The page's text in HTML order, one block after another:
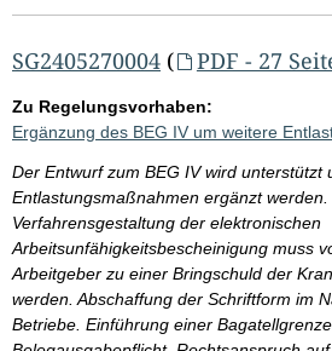
SG2405270004 ( PDF - 27
Zu Regelungsvorhaben:
Ergänzung des BEG IV um weitere
Der Entwurf zum BEG IV wird unterstützt
Entlastungsmaßnahmen ergänzt werden.
Verfahrensgestaltung der elektronischen
Arbeitsunfähigkeitsbescheinigung muss
Arbeitgeber zu einer Bringschuld der
werden. Abschaffung der Schriftform im
Betriebe. Einführung einer